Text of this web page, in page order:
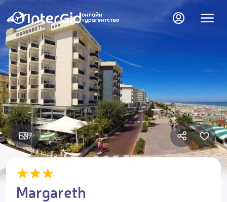
7
Margareth